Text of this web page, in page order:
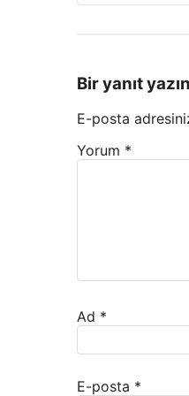
Bir yanıt yazın
E-posta
Yorum *
Ad *
E-posta *